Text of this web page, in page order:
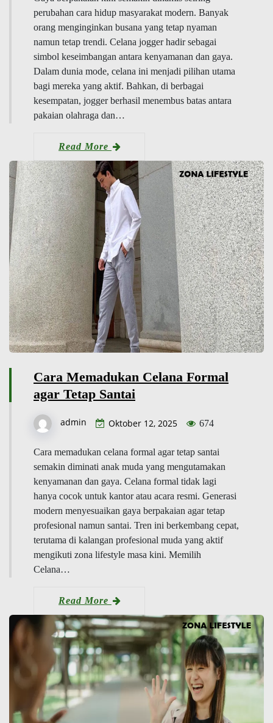
perubahan cara hidup masyarakat modern. Banyak
orang menginginkan busana yang tetap nyaman
namun tetap trendi. Celana jogger hadir sebagai
simbol keseimbangan antara kenyamanan dan gaya.
Dalam dunia mode, celana ini menjadi pilihan utama
bagi mereka yang aktif. Bahkan, di berbagai
kesempatan, jogger berhasil menembus batas antara
pakaian olahraga dan…
Read More
Cara Memadukan Celana Formal
agar Tetap Santai
admin Oktober 12, 2025 674
Cara memadukan celana formal agar tetap santai
semakin diminati anak muda yang mengutamakan
kenyamanan dan gaya. Celana formal tidak lagi
hanya cocok untuk kantor atau acara resmi. Generasi
modern menyesuaikan gaya berpakaian agar tetap
profesional namun santai. Tren ini berkembang cepat,
terutama di kalangan profesional muda yang aktif
mengikuti zona lifestyle masa kini. Memilih
Celana…
Read More